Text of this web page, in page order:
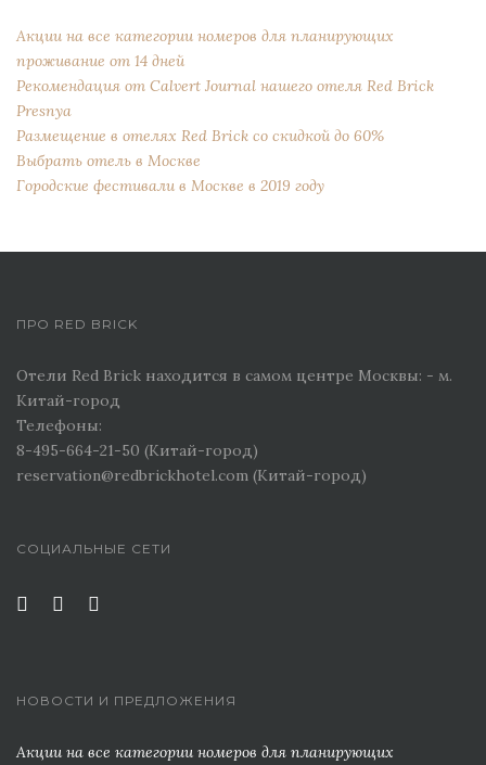
Акции на все категории номеров для планирующих
проживание от 14 дней
Рекомендация от Сalvert Journal нашего отеля Red Brick
Presnya
Размещение в отелях Red Brick со скидкой до 60%
Выбрать отель в Москве
Городские фестивали в Москве в 2019 году
ПРО RED BRICK
Отели Red Brick находится в самом центре Москвы: - м.
Китай-город
Телефоны:
8-495-664-21-50 (Китай-город)
reservation@redbrickhotel.com (Китай-город)
СОЦИАЛЬНЫЕ СЕТИ
НОВОСТИ И ПРЕДЛОЖЕНИЯ
Акции на все категории номеров для планирующих